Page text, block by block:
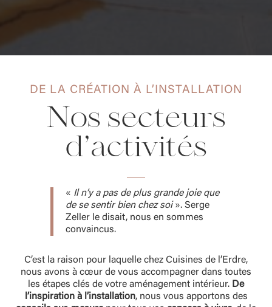
DE LA CRÉATION À L’INSTALLATION
Nos secteurs
d’activités
« Il n’y a pas de plus grande joie que
de se sentir bien chez soi». Serge
Zeller le disait, nous en sommes
convaincus.
C’est la raison pour laquelle chez Cuisines de l’Erdre,
nous avons à cœur de vous accompagner dans toutes
les étapes clés de votre aménagement intérieur. De
l’inspiration à l’installation, nous vous apportons des